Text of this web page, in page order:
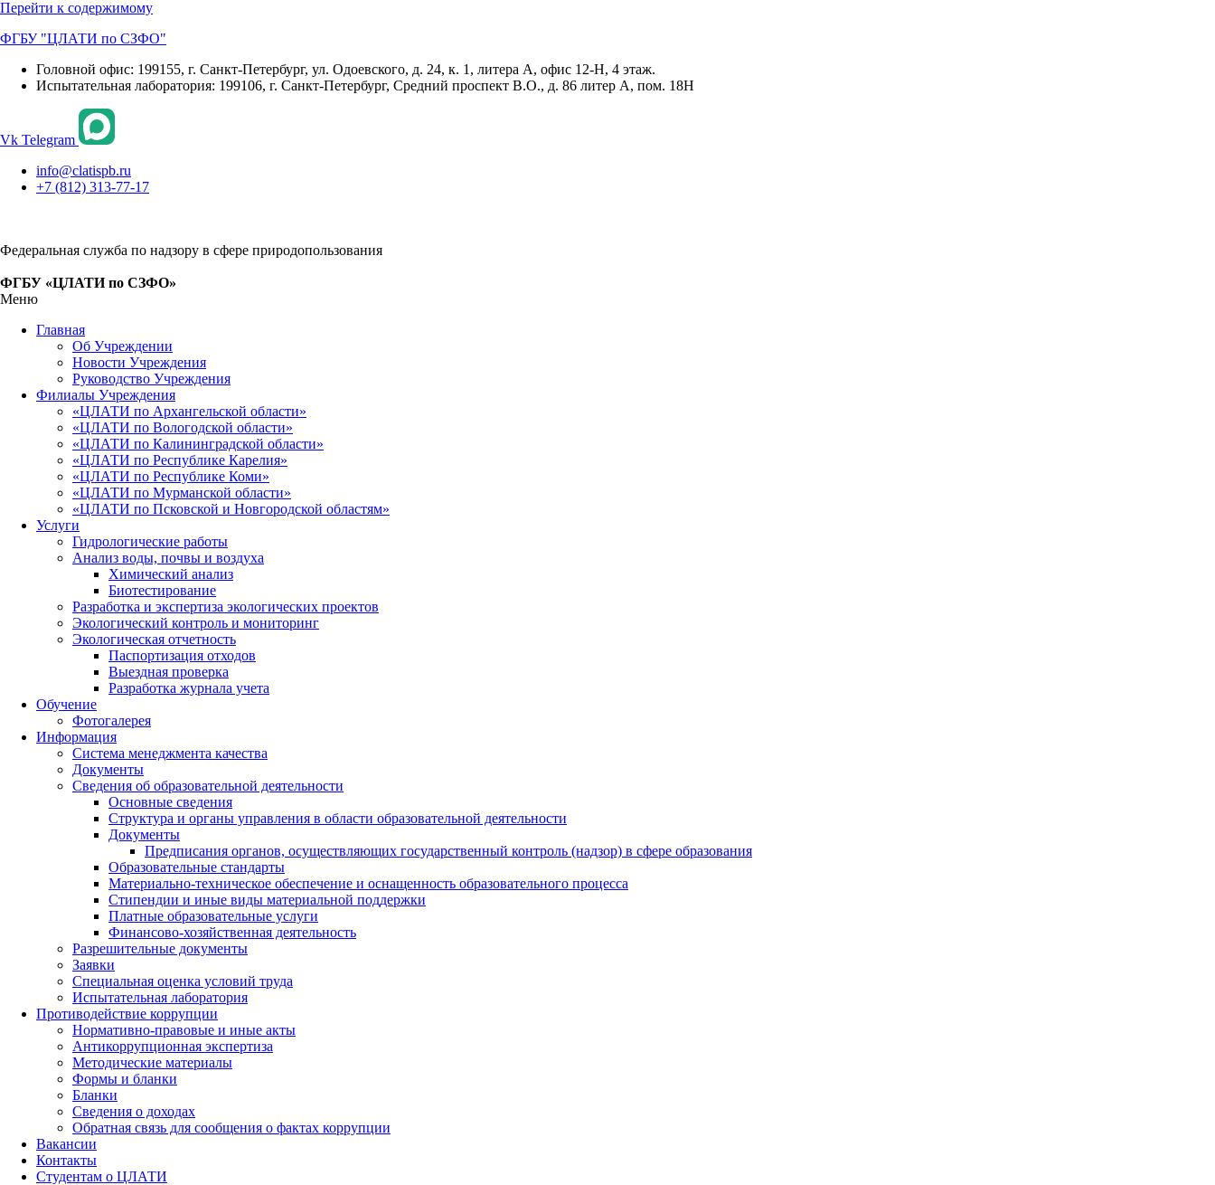
Перейти к содержимому
ФГБУ "ЦЛАТИ по СЗФО"
Головной офис: 199155, г. Санкт-Петербург, ул. Одоевского, д. 24, к. 1, литера А, офис 12-Н, 4 этаж.
Испытательная лаборатория: 199106, г. Санкт-Петербург, Средний проспект В.О., д. 86 литер А, пом. 18Н
Vk Telegram
info@clatispb.ru
+7 (812) 313-77-17
Федеральная служба по надзору в сфере природопользования
ФГБУ «ЦЛАТИ по СЗФО»
Меню
Главная
Об Учреждении
Новости Учреждения
Руководство Учреждения
Филиалы Учреждения
«ЦЛАТИ по Архангельской области»
«ЦЛАТИ по Вологодской области»
«ЦЛАТИ по Калининградской области»
«ЦЛАТИ по Республике Карелия»
«ЦЛАТИ по Республике Коми»
«ЦЛАТИ по Мурманской области»
«ЦЛАТИ по Псковской и Новгородской областям»
Услуги
Гидрологические работы
Анализ воды, почвы и воздуха
Химический анализ
Биотестирование
Разработка и экспертиза экологических проектов
Экологический контроль и мониторинг
Экологическая отчетность
Паспортизация отходов
Выездная проверка
Разработка журнала учета
Обучение
Фотогалерея
Информация
Система менеджмента качества
Документы
Сведения об образовательной деятельности
Основные сведения
Структура и органы управления в области образовательной деятельности
Документы
Предписания органов, осуществляющих государственный контроль (надзор) в сфере образования
Образовательные стандарты
Материально-техническое обеспечение и оснащенность образовательного процесса
Стипендии и иные виды материальной поддержки
Платные образовательные услуги
Финансово-хозяйственная деятельность
Разрешительные документы
Заявки
Специальная оценка условий труда
Испытательная лаборатория
Противодействие коррупции
Нормативно-правовые и иные акты
Антикоррупционная экспертиза
Методические материалы
Формы и бланки
Бланки
Сведения о доходах
Обратная связь для сообщения о фактах коррупции
Вакансии
Контакты
Студентам о ЦЛАТИ